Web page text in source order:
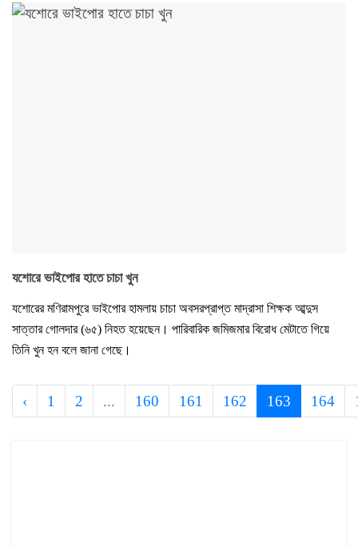
যশোরে ভাইপোর হাতে চাচা খুন
যশোরের মণিরামপুরে ভাইপোর হামলায় চাচা অবসরপ্রাপ্ত মাদ্রাসা শিক্ষক আব্দুস
সাত্তার গোলদার (৬৫) নিহত হয়েছেন। পারিবারিক জমিজমার বিরোধ মেটাতে গিয়ে
তিনি খুন হন বলে জানা গেছে।
‹ 1 2 ... 160 161 162 163 164